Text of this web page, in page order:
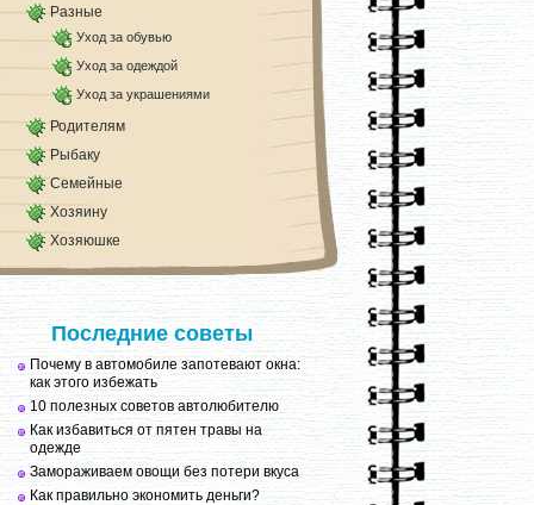
Разные
Уход за обувью
Уход за одеждой
Уход за украшениями
Родителям
Рыбаку
Семейные
Хозяину
Хозяюшке
Последние советы
Почему в автомобиле запотевают окна:
как этого избежать
10 полезных советов автолюбителю
Как избавиться от пятен травы на
одежде
Замораживаем овощи без потери вкуса
Как правильно экономить деньги?